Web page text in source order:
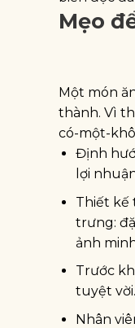
Mẹo
Một món
thành. Vì
có-một-
Định
lợi
Thiết kế
trưng:
ảnh
Trước
tuyệt
Nhân